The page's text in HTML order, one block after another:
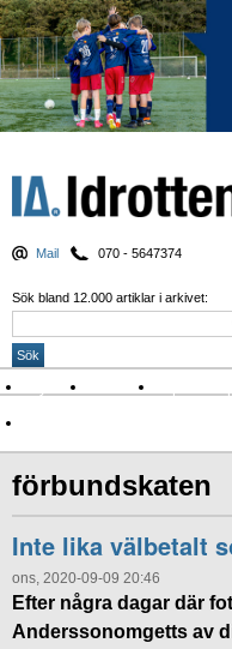
Mail 070 - 5647374
Sök bland 12.000 artiklar i arkivet:
Nyheter Krönikor Sport &
förbundskaten
Inte lika välbetalt
ons, 2020-09-09 20:46
Efter några dagar där
Anderssonomgetts av